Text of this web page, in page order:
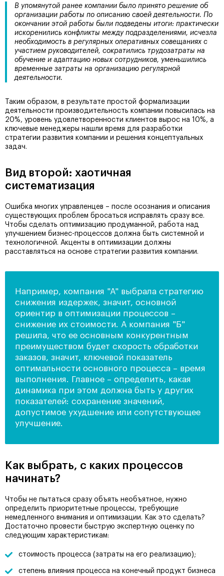
В упомянутой ранее компании было принято решение об
организации работы по описанию своей деятельности. По
окончании этой работы были подведены итоги: практически
искоренились конфликты между подразделениями, исчезла
необходимость в регулярных оперативных совещаниях с
участием руководителей, сократились трудозатраты на
обучение и адаптацию новых сотрудников, уменьшились
временные затраты на организацию регулярной
деятельности.
Таким образом, в результате простой формализации
деятельности производительность компании повысилась на
20%, уровень удовлетворенности клиентов вырос на 10%, а
ключевые менеджеры нашли время для разработки
стратегии развития компании и решения концептуальных
задач.
Вид второй: хаотичная
систематизация
Ошибка многих управленцев – после осознания и описания
существующих проблем бросаться исправлять сразу все.
Чтобы сделать оптимизацию продуманной, работа над
улучшением бизнес-процессов должна быть системной и
технологичной. Акценты в оптимизации должны
расставляться на основе стратегии развития компании.
Например, компания "А" выбрала стратегию
снижения издержек, значит, основной
ориентир в оптимизации процессов –
снижение их стоимости. А компания "Б"
решила, что ее основным конкурентным
преимуществом будет скорость обработки
заказов, значит, ключевой показатель
оптимальности основного процесса – время
выполнения. Главное – определить, какая
динамика при этом должна быть у других
показателей: сохранение значений,
допустимое ухудшение или сопутствующее
улучшение.
Как выбрать, с каких процессов
начинать?
Чтобы не пытаться сразу объять необъятное, нужно
определить приоритетные процессы, требующие
немедленного внимания и оптимизации. Как это сделать?
Достаточно провести быструю экспертную оценку по
следующим характеристикам:
стоимость процесса (затраты на его реализацию);
степень влияния процесса на конечный продукт бизнеса